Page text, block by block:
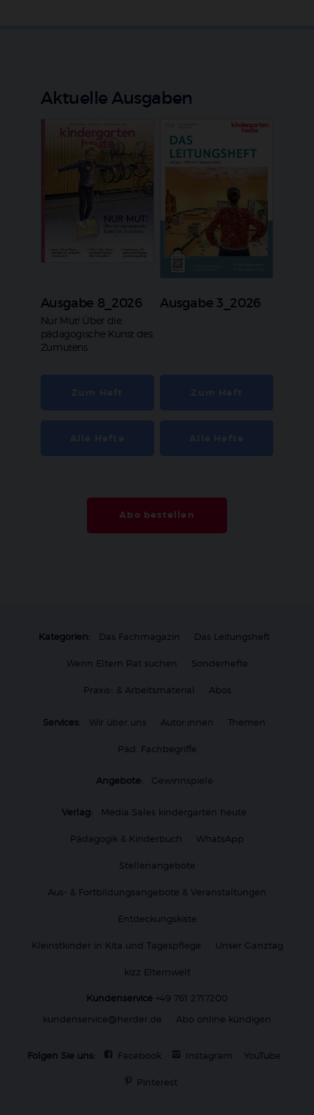
Aktuelle Ausgaben
Ausgabe 8_2026
:
Nur Mut! Über die
pädagogische Kunst des
Zumutens
Ausgabe 3_2026
Abo bestellen
Kategorien: Das Fachmagazin Das Leitungsheft
Wenn Eltern Rat suchen Sonderhefte
Praxis- & Arbeitsmaterial Abos
Services: Wir über uns Autor:innen Themen
Päd. Fachbegriffe
Angebote: Gewinnspiele
Verlag: Media Sales kindergarten heute
Pädagogik & Kinderbuch WhatsApp
Stellenangebote
Aus- & Fortbildungsangebote & Veranstaltungen
Entdeckungskiste
Kleinstkinder in Kita und Tagespflege Unser Ganztag
kizz Elternwelt
Kundenservice +49 761 2717200
kundenservice@herder.de
Abo online kündigen
Folgen Sie uns: Facebook Instagram YouTube
Pinterest